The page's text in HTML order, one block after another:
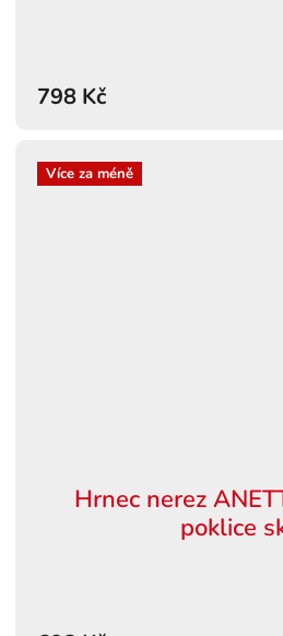
798 Kč
Více za méně
Hrnec nerez
poklice